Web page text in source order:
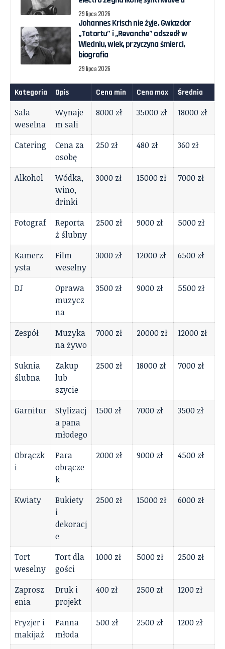
29 lipca 2026
Johannes Krisch nie żyje. Gwiazdor
„Tatortu” i „Revanche” odszedł w
Wiedniu, wiek, przyczyna śmierci,
biografia
29 lipca 2026
Kategoria Opis Cena min Cena max Średnia
Sala
weselna
Wynaje
m sali
8000 zł 35000 zł 18000 zł
Catering
Cena za
osobę
250 zł 480 zł 360 zł
Alkohol
Wódka,
wino,
drinki
3000 zł 15000 zł 7000 zł
Fotograf
Reporta
ż ślubny
2500 zł 9000 zł 5000 zł
Kamerz
ysta
Film
weselny
3000 zł 12000 zł 6500 zł
DJ
Oprawa
muzycz
na
3500 zł 9000 zł 5500 zł
Zespół
Muzyka
na żywo
7000 zł 20000 zł 12000 zł
Suknia
ślubna
Zakup
lub
szycie
2500 zł 18000 zł 7000 zł
Garnitur
Stylizacj
a pana
młodego
1500 zł 7000 zł 3500 zł
Obrączk
i
Para
obrącze
k
2000 zł 9000 zł 4500 zł
Kwiaty
Bukiety
i
dekoracj
e
2500 zł 15000 zł 6000 zł
Tort
weselny
Tort dla
gości
1000 zł 5000 zł 2500 zł
Zaprosz
enia
Druk i
projekt
400 zł 2500 zł 1200 zł
Fryzjer i
makijaż
Panna
młoda
500 zł 2500 zł 1200 zł